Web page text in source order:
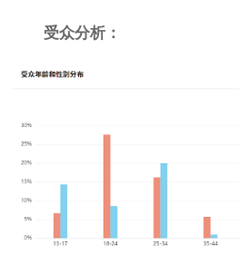
受众分析：